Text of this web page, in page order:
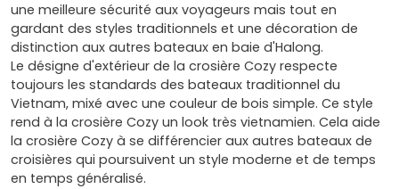
une meilleure sécurité aux voyageurs mais tout en
gardant des styles traditionnels et une décoration de
distinction aux autres bateaux en baie d'Halong.
Le désigne d'extérieur de la crosière Cozy respecte
toujours les standards des bateaux traditionnel du
Vietnam, mixé avec une couleur de bois simple. Ce style
rend à la crosière Cozy un look très vietnamien. Cela aide
la crosière Cozy à se différencier aux autres bateaux de
croisières qui poursuivent un style moderne et de temps
en temps généralisé.